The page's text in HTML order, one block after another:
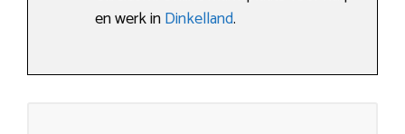
en werk inDinkelland.